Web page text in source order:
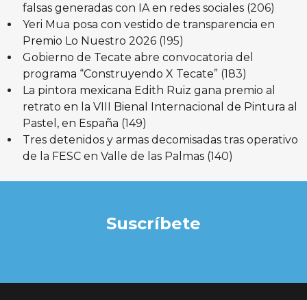
falsas generadas con IA en redes sociales (206)
Yeri Mua posa con vestido de transparencia en
Premio Lo Nuestro 2026 (195)
Gobierno de Tecate abre convocatoria del
programa “Construyendo X Tecate” (183)
La pintora mexicana Edith Ruiz gana premio al
retrato en la VIII Bienal Internacional de Pintura al
Pastel, en España (149)
Tres detenidos y armas decomisadas tras operativo
de la FESC en Valle de las Palmas (140)
Suscríbete